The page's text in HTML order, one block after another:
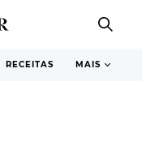
RECEITAS MAIS